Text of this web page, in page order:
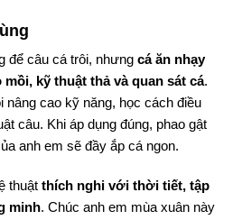
để câu cá trôi, nhưng cá ăn nhạy
kỹ thuật thả và quan sát cá.
nâng cao kỹ năng, học cách điều
câu. Khi áp dụng đúng, phao gật
anh em sẽ đầy ắp cá ngon.
thuật thích nghi với thời tiết, tập
minh. Chúc anh em mùa xuân này